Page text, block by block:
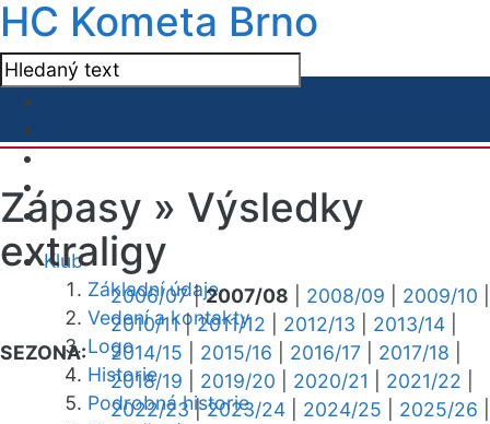
HC Kometa Brno
Klub
Základní údaje
Vedení a kontakty
Logo
Historie
Podrobná historie
Zápasy » Výsledky
extraligy
SEZONA:
2006/07|2007/08 2008/09 2009/10
2010/11|2011/12 2012/13 2013/14
2014/15
2015/16 2016/17 2017/18
2018/19
2019/20 2020/21 2021/22
2022/23|2023/24 2024/25 2025/26